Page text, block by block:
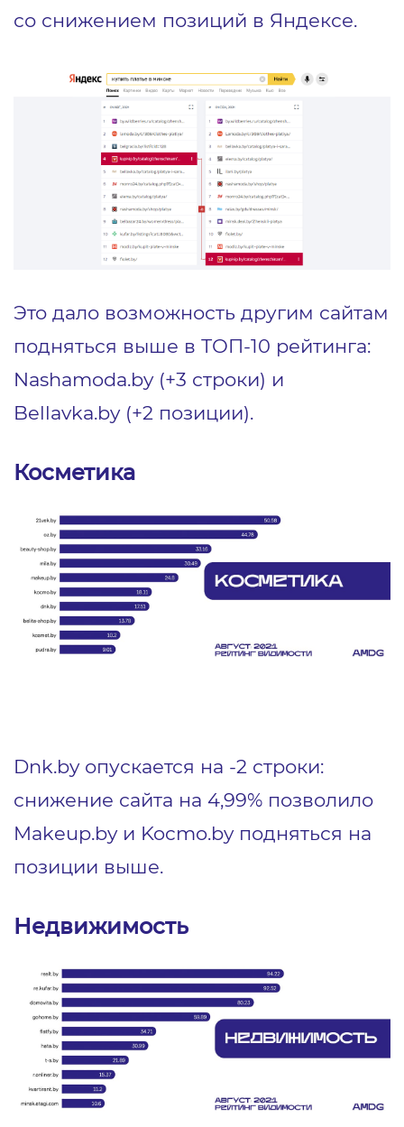
со снижением позиций в Яндексе.
Это дало возможность другим сайтам
подняться выше в ТОП-10 рейтинга:
Nashamoda.by (+3 строки) и
Bellavka.by (+2 позиции).
Косметика
Dnk.by опускается на -2 строки:
снижение сайта на 4,99% позволило
Makeup.by и Kocmo.by подняться на
позиции выше.
Недвижимость